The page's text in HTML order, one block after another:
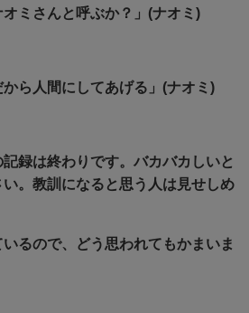
オミさんと呼ぶか？」(ナオミ)
から人間にしてあげる」(ナオミ)
記録は終わりです。バカバカしいと
。教訓になると思う人は見せしめ
いるので、どう思われてもかまいま